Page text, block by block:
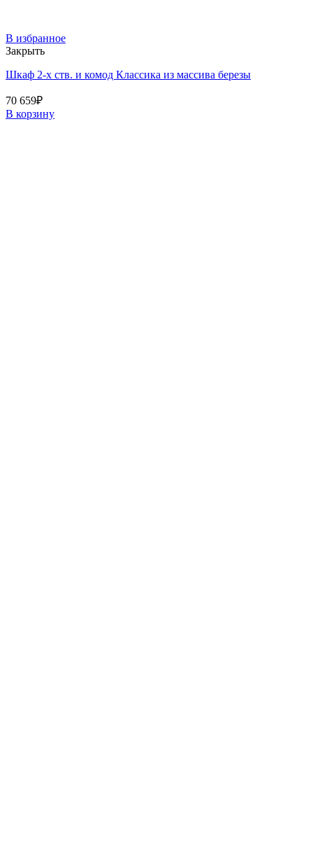
В избранное
Закрыть
Шкаф 2-х ств. и комод Классика из массива березы
70 659₽
В корзину